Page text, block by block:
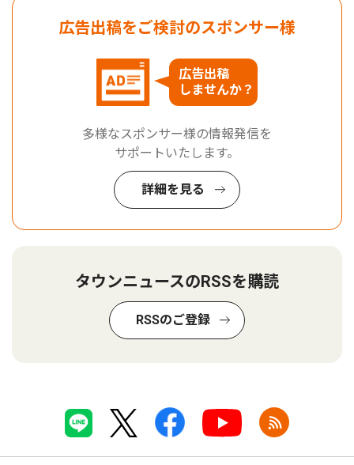
広告出稿をご検討のスポンサー様
広告出稿
しませんか？
多様なスポンサー様の情報発信を
サポートいたします。
詳細を見る
タウンニュースのRSSを購読
RSSのご登録